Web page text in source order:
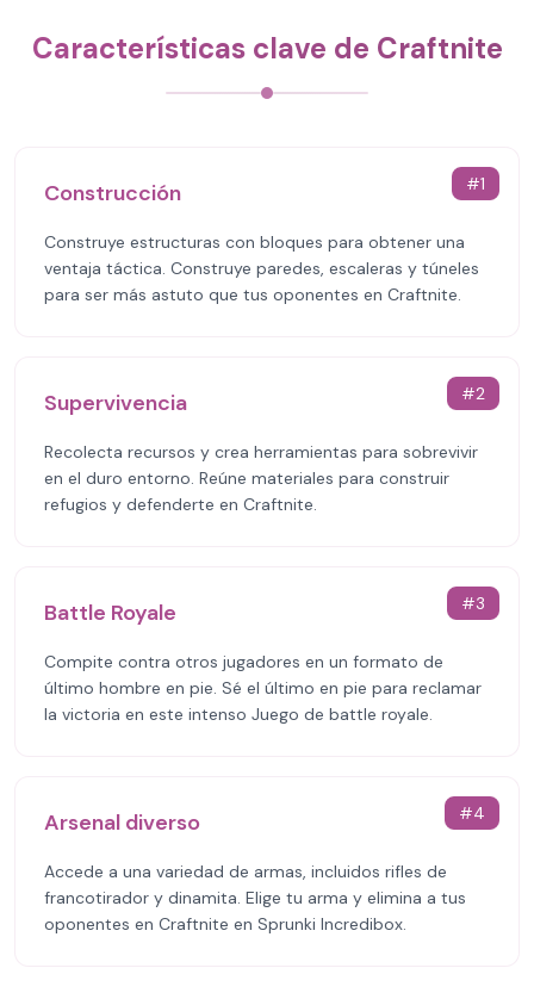
Características clave de Craftnite
#1
Construcción
Construye estructuras con bloques para obtener una
ventaja táctica. Construye paredes, escaleras y túneles
para ser más astuto que tus oponentes en Craftnite.
#2
Supervivencia
Recolecta recursos y crea herramientas para sobrevivir
en el duro entorno. Reúne materiales para construir
refugios y defenderte en Craftnite.
#3
Battle Royale
Compite contra otros jugadores en un formato de
último hombre en pie. Sé el último en pie para reclamar
la victoria en este intenso Juego de battle royale.
#4
Arsenal diverso
Accede a una variedad de armas, incluidos rifles de
francotirador y dinamita. Elige tu arma y elimina a tus
oponentes en Craftnite en Sprunki Incredibox.